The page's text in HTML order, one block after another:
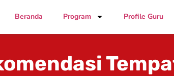
Beranda Program Profile Guru